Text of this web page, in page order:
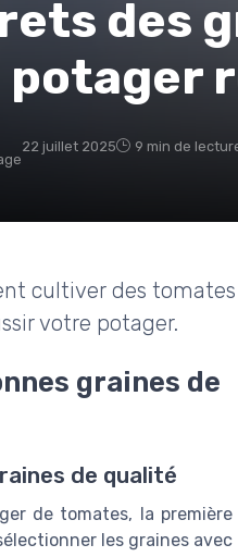
des
potager
22 juillet 2025 9 min de
cultiver des
votre potager.
graines de
de qualité
de tomates, la première
les graines avec